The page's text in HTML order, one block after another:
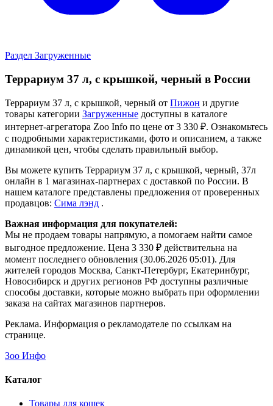
Раздел Загруженные
Террариум 37 л, с крышкой, черный в России
Террариум 37 л, с крышкой, черный от Пижон и другие
товары категории Загруженные доступны в каталоге
интернет-агрегатора Zoo Info по цене от 3 330 ₽. Ознакомьтесь
с подробными характеристиками, фото и описанием, а также
динамикой цен, чтобы сделать правильный выбор.
Вы можете купить Террариум 37 л, с крышкой, черный, 37л
онлайн в 1 магазинах-партнерах с доставкой по России. В
нашем каталоге представлены предложения от проверенных
продавцов: Сима лэнд .
Важная информация для покупателей:
Мы не продаем товары напрямую, а помогаем найти самое
выгодное предложение. Цена 3 330 ₽ действительна на
момент последнего обновления (30.06.2026 05:01). Для
жителей городов Москва, Санкт-Петербург, Екатеринбург,
Новосибирск и других регионов РФ доступны различные
способы доставки, которые можно выбрать при оформлении
заказа на сайтах магазинов партнеров.
Реклама. Информация о рекламодателе по ссылкам на
странице.
Зоо Инфо
Каталог
Товары для кошек